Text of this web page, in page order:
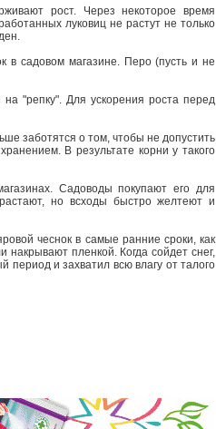
рост. Через некоторое время
луковиц не растут не только
в садовом магазине. Перо (пусть и не
"репку". Для ускорения роста перед
заботятся о том, чтобы не допустить
В результате корни у такого
Садоводы покупают его для
но всходы быстро желтеют и
чеснок в самые ранние сроки, как
накрывают пленкой. Когда сойдет снег,
период и захватил всю влагу от талого